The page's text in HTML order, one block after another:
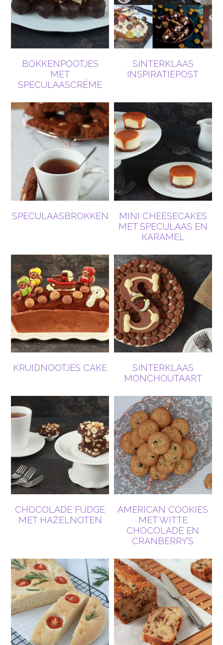
BOKKENPOOTJES
MET
SPECULAASCRÉME
SINTERKLAAS
INSPIRATIEPOST
SPECULAASBROKKEN
MINI CHEESECAKES
MET SPECULAAS EN
KARAMEL
KRUIDNOOTJES CAKE
SINTERKLAAS
MONCHOUTAART
CHOCOLADE FUDGE
MET HAZELNOTEN
AMERICAN COOKIES
MET WITTE
CHOCOLADE EN
CRANBERRY’S